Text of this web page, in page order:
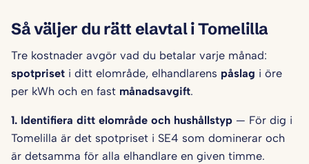
Så väljer du rätt elavtal i Tomelilla
Tre kostnader avgör vad du betalar varje månad:
spotpriset i ditt elområde, elhandlarens påslag i öre
per kWh och en fast månadsavgift.
1. Identifiera ditt elområde och hushålls­typ — För dig i
Tomelilla är det spotpriset i SE4 som dominerar och
är detsamma för alla elhandlare en given timme.